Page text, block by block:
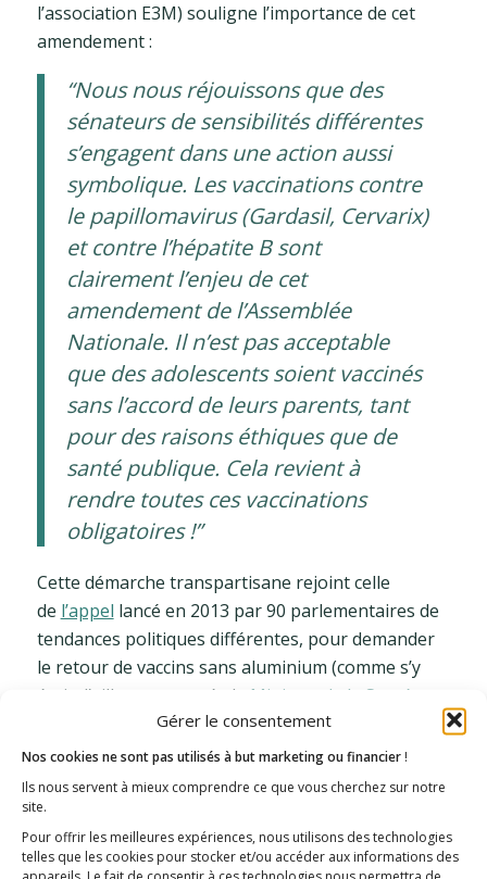
Gérer le consentement
Nos cookies ne sont pas utilisés à but marketing ou financier !
Ils nous servent à mieux comprendre ce que vous cherchez sur notre
site.
Pour offrir les meilleures expériences, nous utilisons des technologies
telles que les cookies pour stocker et/ou accéder aux informations des
l’association E3M) souligne l’importance de cet
amendement :
“Nous nous réjouissons que des
sénateurs de sensibilités différentes
s’engagent dans une action aussi
symbolique. Les vaccinations contre
le papillomavirus (Gardasil, Cervarix)
et contre l’hépatite B sont
clairement l’enjeu de cet
amendement de l’Assemblée
Nationale. Il n’est pas acceptable
que des adolescents soient vaccinés
sans l’accord de leurs parents, tant
pour des raisons éthiques que de
santé publique. Cela revient à
rendre toutes ces vaccinations
obligatoires !”
Cette démarche transpartisane rejoint celle
de l’appel lancé en 2013 par 90 parlementaires de
tendances politiques différentes, pour demander
le retour de vaccins sans aluminium (comme s’y
était d’ailleurs engagée la Ministre de la Santé
La sécurité des vaccins, grande
absente de la loi de santé ?
La question de la sécurité d’utilisation des vaccins